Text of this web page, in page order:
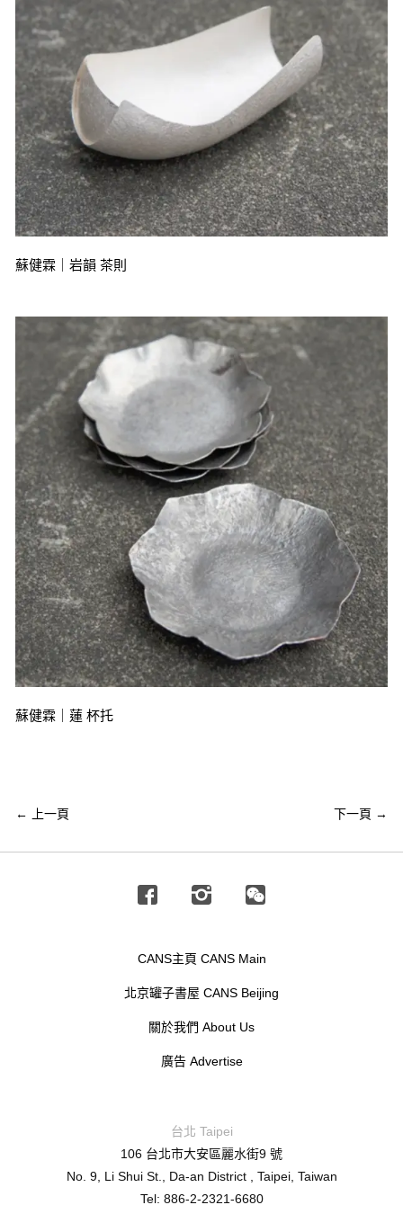
蘇健霖｜岩韻 茶則
蘇健霖｜蓮 杯托
← 上一頁 下一頁 →
Facebook Instagram
廣告 Advertise
關於我們 About Us
CANS主頁 CANS Main
北京罐子書屋 CANS Beijing
台北 Taipei
106 台北市大安區麗水街9 號
No. 9, Li Shui St., Da-an District , Taipei, Taiwan
Tel: 886-2-2321-6680